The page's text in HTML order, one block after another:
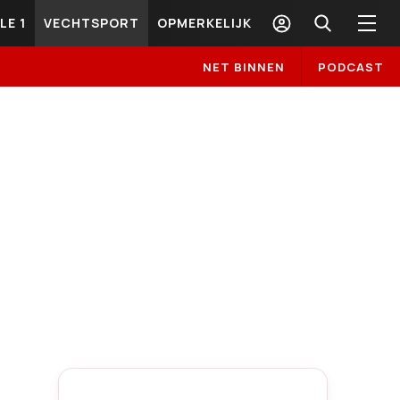
1 VECHTSPORT OPMERKELIJK
NET BINNEN PODCAST